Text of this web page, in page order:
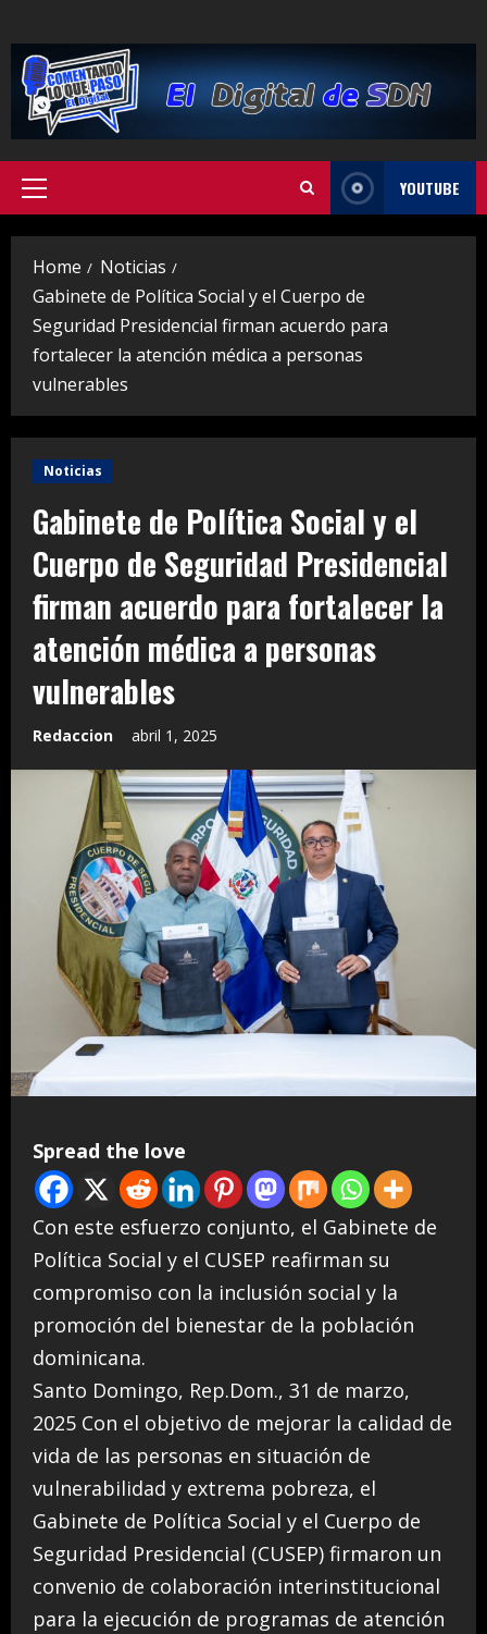
to
content
Primary
YOUTUBE
Home
Noticias
Gabinete de Política Social y el Cuerpo de
Seguridad Presidencial firman acuerdo para
fortalecer la atención médica a personas
vulnerables
Noticias
Gabinete de Política Social y el
Cuerpo de Seguridad Presidencial
firman acuerdo para fortalecer la
atención médica a personas
vulnerables
Redaccion abril 1, 2025
Spread the love
Con este esfuerzo conjunto, el Gabinete de
Política Social y el CUSEP reafirman su
compromiso con la inclusión social y la
promoción del bienestar de la población
dominicana.
Santo Domingo, Rep.Dom., 31 de marzo,
2025 Con el objetivo de mejorar la calidad de
vida de las personas en situación de
vulnerabilidad y extrema pobreza, el
Gabinete de Política Social y el Cuerpo de
Seguridad Presidencial (CUSEP) firmaron un
convenio de colaboración interinstitucional
para la ejecución de programas de atención